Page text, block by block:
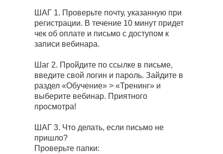
ШАГ 1. Проверьте почту, указанную при
регистрации. В течение 10 минут придет
чек об оплате и письмо с доступом к
записи вебинара.
Шаг 2. Пройдите по ссылке в письме,
введите свой логин и пароль. Зайдите в
раздел «Обучение» > «Тренинг» и
выберите вебинар. Приятного
просмотра!
ШАГ 3. Что делать, если письмо не
пришло?
Проверьте папки: